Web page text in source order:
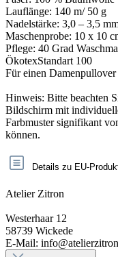
Lauflänge: 140 m/ 50 g
Nadelstärke: 3,0 – 3,5
Maschenprobe: 10 x 10
Pflege: 40 Grad
ÖkotexStandart 100
Für einen
Hinweis: Bitte beachten
Bildschirm mit
Farbmuster signifikant
können.
Details zu EU-
Atelier Zitron
Westerhaar 12
58739 Wickede
E-Mail: